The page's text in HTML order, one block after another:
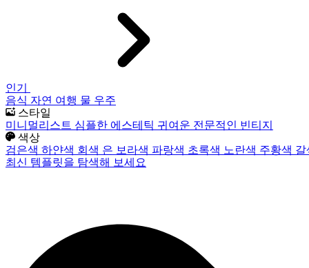
인기
음식 자연 여행 물 우주
스타일
미니멀리스트 심플한 에스테틱 귀여운 전문적인 빈티지
색상
검은색 하얀색 회색 은 보라색 파랑색 초록색 노란색 주황색
최신 템플릿을 탐색해 보세요